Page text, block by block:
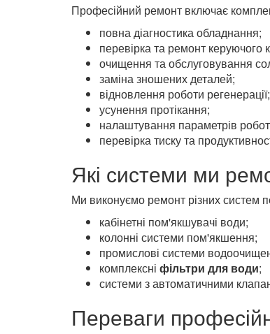
Професійний ремонт включає
повна діагностика обладнання;
перевірка та ремонт керуючого
очищення та обслуговування
заміна зношених деталей;
відновлення роботи регенерації;
усунення протікання;
налаштування параметрів
перевірка тиску та
Які системи ми
Ми виконуємо ремонт різних систем
кабінетні пом'якшувачі води;
колонні системи пом'якшення;
промислові системи
комплексні фільтри для води;
системи з автоматичними
Переваги